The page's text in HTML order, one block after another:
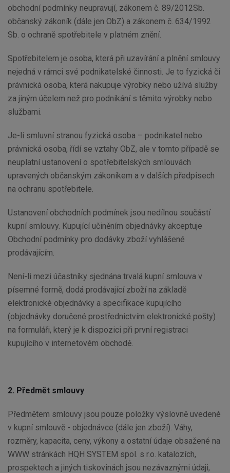
obchodní podmínky neupravují, zákonem č. 89/2012Sb.
občanský zákoník (dále jen ObZ) a zákonem č. 634/1992
Sb. o ochraně spotřebitele v platném znění.
Spotřebitelem je osoba, která při uzavírání a plnění smlouvy
nejedná v rámci své podnikatelské činnosti. Je to fyzická či
právnická osoba, která nakupuje výrobky nebo užívá služby
za jiným účelem než pro podnikání s těmito výrobky nebo
službami.
Je-li smluvní stranou fyzická osoba – podnikatel nebo
právnická osoba, řídí se vztahy ObZ, ale v tomto případě se
neuplatní ustanovení o spotřebitelských smlouvách
upravených občanským zákoníkem a v dalších předpisech
na ochranu spotřebitele.
Ustanovení obchodních podmínek jsou nedílnou součástí
kupní smlouvy. Kupující učiněním objednávky akceptuje
Obchodní podmínky pro dodávky zboží vyhlášené
prodávajícím.
Není-li mezi účastníky sjednána trvalá kupní smlouva v
písemné formě, dodá prodávající zboží na základě
elektronické objednávky a specifikace kupujícího
(objednávky doručené prostřednictvím elektronické pošty)
na formuláři, který je k dispozici při první registraci
kupujícího v internetovém obchodě.
2. Předmět smlouvy
Předmětem smlouvy jsou pouze položky výslovně uvedené
v kupní smlouvě - objednávce (dále jen zboží). Váhy,
rozměry, kapacita, ceny, výkony a ostatní údaje obsažené na
WWW stránkách HQH SYSTEM spol. s r.o. katalozích,
prospektech a jiných tiskovinách jsou nezávaznými údaji,